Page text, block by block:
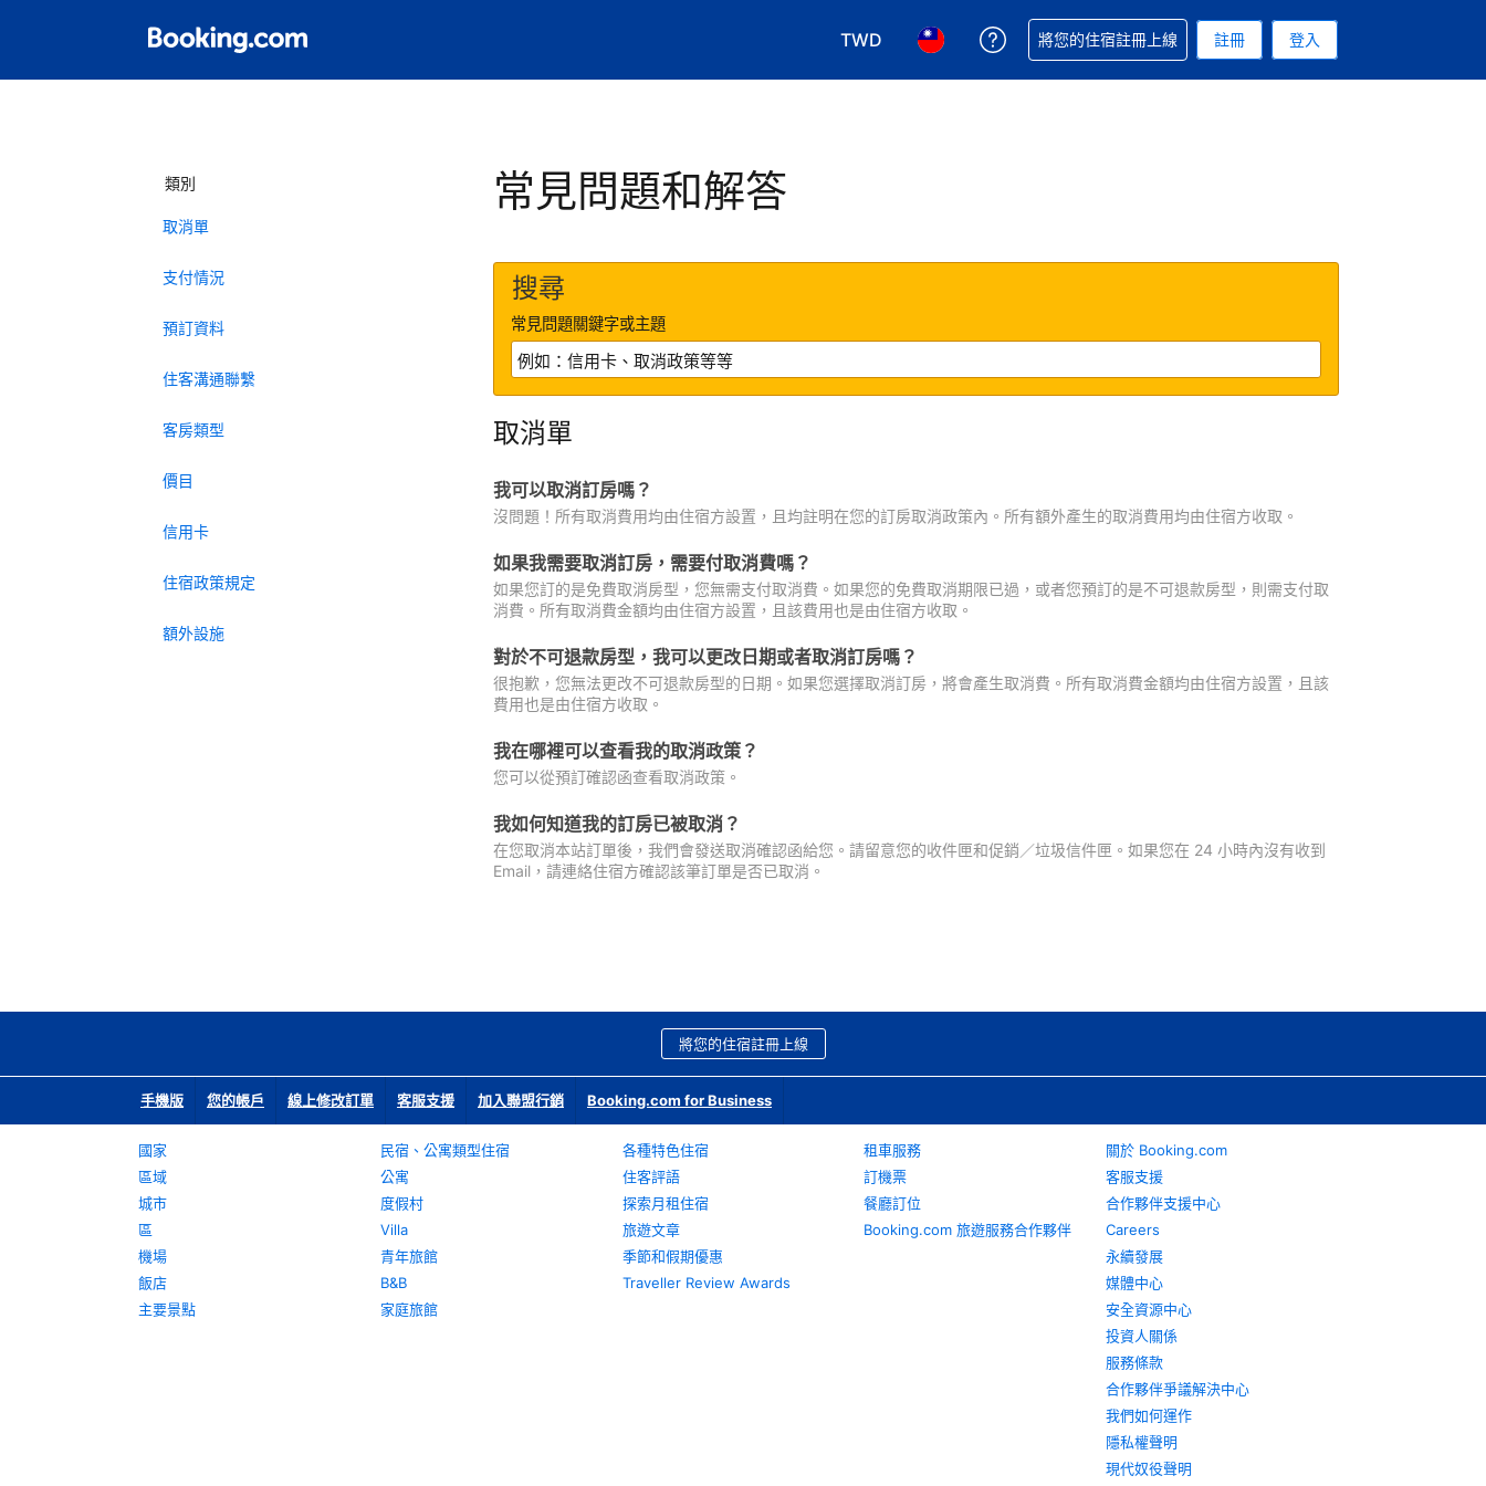
TWD
選擇您使用的幣別. 您現在所使用的幣別為新台幣
選擇您使用的語言. 您目前所選的語言是繁體中文
取得訂單相關協助
將您的住宿註冊上線 註冊 登入
類別
取消單
支付情況
預訂資料
住客溝通聯繫
客房類型
價目
信用卡
住宿政策規定
額外設施
常見問題和解答
搜尋
常見問題關鍵字或主題
取消單
我可以取消訂房嗎？
沒問題！所有取消費用均由住宿方設置，且均註明在您的訂房取消政策內。所有額外產生的取消費用均由住宿方收取。
如果我需要取消訂房，需要付取消費嗎？
如果您訂的是免費取消房型，您無需支付取消費。如果您的免費取消期限已過，或者您預訂的是不可退款房型，則需支付取
消費。所有取消費金額均由住宿方設置，且該費用也是由住宿方收取。
對於不可退款房型，我可以更改日期或者取消訂房嗎？
很抱歉，您無法更改不可退款房型的日期。如果您選擇取消訂房，將會產生取消費。所有取消費金額均由住宿方設置，且該
費用也是由住宿方收取。
我在哪裡可以查看我的取消政策？
您可以從預訂確認函查看取消政策。
我如何知道我的訂房已被取消？
在您取消本站訂單後，我們會發送取消確認函給您。請留意您的收件匣和促銷／垃圾信件匣。如果您在 24 小時內沒有收到
Email，請連絡住宿方確認該筆訂單是否已取消。
將您的住宿註冊上線
手機版 您的帳戶 線上修改訂單 客服支援 加入聯盟行銷 Booking.com for Business
國家
區域
城市
區
機場
飯店
主要景點
民宿、公寓類型住宿
公寓
度假村
Villa
青年旅館
B&B
家庭旅館
各種特色住宿
住客評語
探索月租住宿
旅遊文章
季節和假期優惠
Traveller Review Awards
租車服務
訂機票
餐廳訂位
Booking.com 旅遊服務合作夥伴
關於 Booking.com
客服支援
合作夥伴支援中心
Careers
永續發展
媒體中心
安全資源中心
投資人關係
服務條款
合作夥伴爭議解決中心
我們如何運作
隱私權聲明
現代奴役聲明